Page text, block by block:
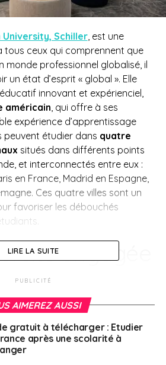
Schiller, est une
tous ceux qui comprennent que
monde professionnel globalisé, il
un état d’esprit « global ». Elle
innovant et expérienciel,
américain , qui offre à ses
expérience d’apprentissage
peuvent étudier dans quatre
situés dans différents points
et interconnectés entre eux :
en France, Madrid en Espagne,
Ces quatre villes sont un
favoriser les débouchés
engagée
de
et la
de ses
LIRE LA SUITE
PUBLICITÉ
AIMEREZ AUSSI
gratuit à télécharger : Etudier
après une scolarité à